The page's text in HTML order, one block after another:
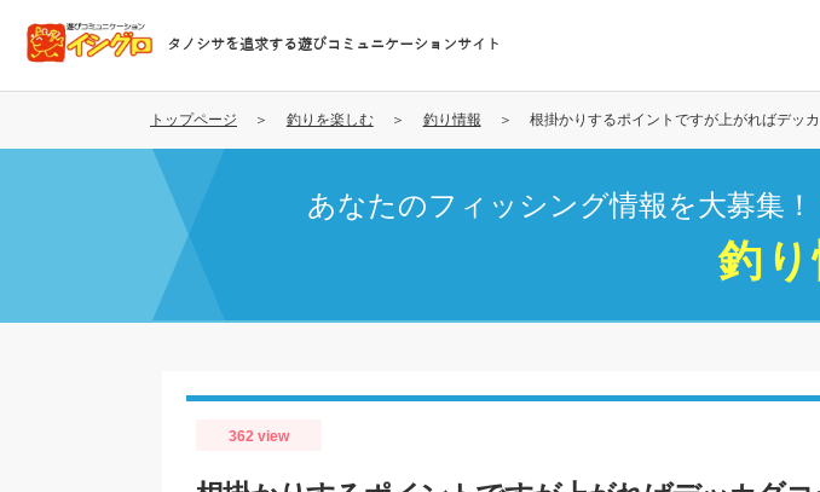
コ
テ
タノシサを追求する遊びコミュニケーションサイト
トップページ 釣りを楽しむ 釣り情報 根掛かりするポイントですが上がればデッ
あなたのフィッシング情報を大募集
釣
362 view